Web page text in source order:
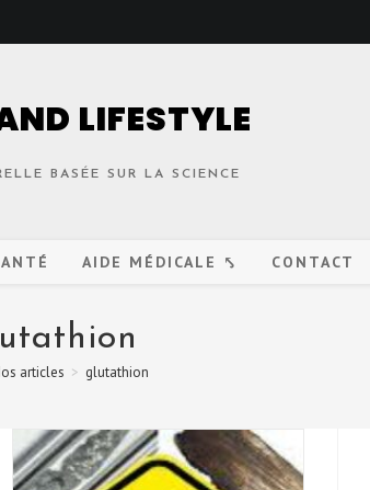
LIFESTYLE
BASÉE SUR LA SCIENCE
AIDE MÉDICALE ⤣ CONTACT
articles > glutathion